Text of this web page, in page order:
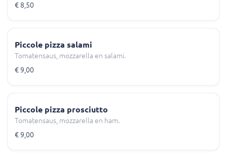
€ 8,50
Piccole pizza salami
Tomatensaus, mozzarella en salami.
€ 9,00
Piccole pizza prosciutto
Tomatensaus, mozzarella en ham.
€ 9,00